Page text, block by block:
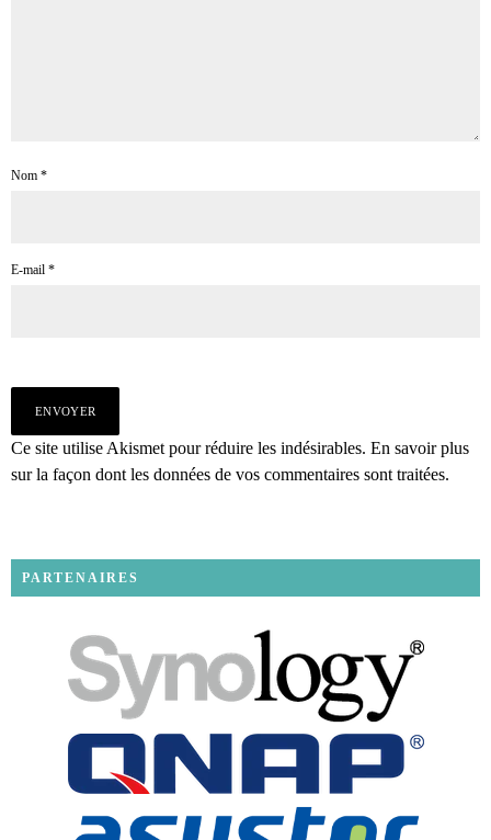
Nom *
E-mail *
Ce site utilise Akismet pour réduire les indésirables. En savoir plus
sur la façon dont les données de vos commentaires sont traitées.
PARTENAIRES